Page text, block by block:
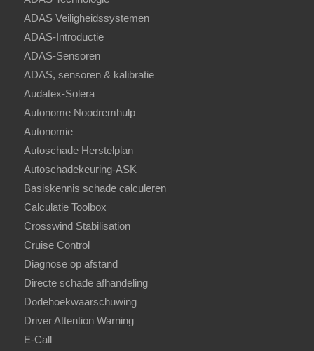
ADAS Veiligheidssystemen
ADAS-Introductie
ADAS-Sensoren
ADAS, sensoren & kalibratie
Audatex-Solera
Autonome Noodremhulp
Autonomie
Autoschade Herstelplan
Autoschadekeuring-ASK
Basiskennis schade calculeren
Calculatie Toolbox
Crosswind Stabilisation
Cruise Control
Diagnose op afstand
Directe schade afhandeling
Dodehoekwaarschuwing
Driver Attention Warning
E-Call